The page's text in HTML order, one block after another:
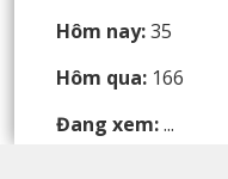
Hôm nay:35
Hôm qua: 166
Đang xem:...